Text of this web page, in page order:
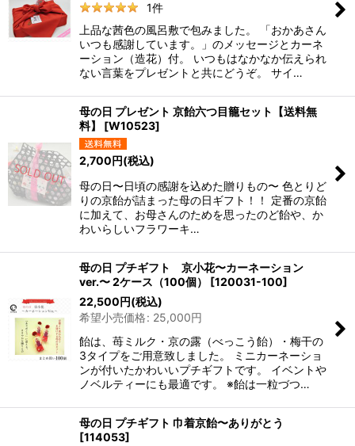
1件
上品な茜色の風呂敷で包みました。 「おかあさん
いつも感謝しています。」のメッセージとカーネ
ーション（造花）付。 いつもはなかなか伝えられ
ない言葉をプレゼントと共にどうぞ。 サイ…
母の日 プレゼント 京飴六つ目籠セット【送料無
料】
[W10523]
2,700円(税込)
母の日〜日頃の感謝を込めた贈りもの〜 色とりど
りの京飴が詰まった母の日ギフト！！ 定番の京飴
に加えて、お母さんのためを思ったのど飴や、か
わいらしいフラワーキ…
母の日 プチギフト 京小花〜カーネーション
ver.〜 2ケース（100個）
[120031-100]
22,500円(税込)
希望小売価格: 25,000円
飴は、苺ミルク・京の露（べっこう飴）・梅干の
3タイプをご用意致しました。 ミニカーネーショ
ンが付いたかわいいプチギフトです。 イベントや
ノベルティーにも最適です。 ※飴は一粒づつ…
母の日 プチギフト 巾着京飴〜ありがとう
[114053]